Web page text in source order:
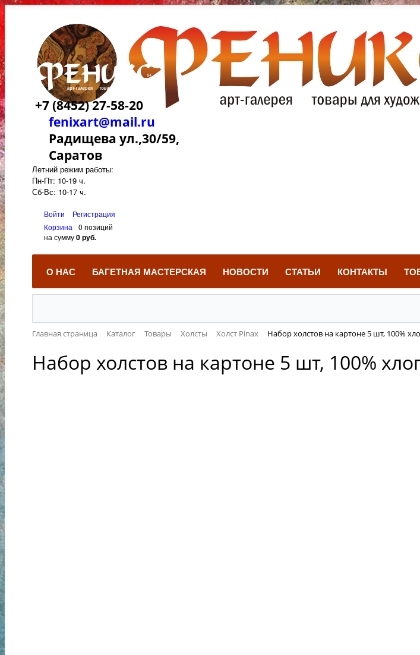
+7 (8452) 27-58-20
fenixart@mail.ru
Радищева ул.,30/59,
Саратов
Летний режим работы:
Пн-Пт: 10-19 ч.
Сб-Вс: 10-17 ч.
Войти
Регистрация
Корзина
0 позиций
на сумму0 руб.
О НАС БАГЕТНАЯ МАСТЕРСКАЯ НОВОСТИ СТАТЬИ КОНТАКТЫ
Главная страница Каталог Товары Холсты Холст Pinax Набор холстов на картоне 5 шт, 100%
Набор холстов на картоне 5 шт, 100%